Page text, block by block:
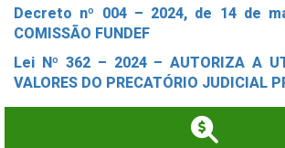
Decreto nº 004 – 2024, de 14 de
COMISSÃO FUNDEF
Lei Nº 362 – 2024 – AUTORIZA A
VALORES DO PRECATÓRIO JUDICIAL